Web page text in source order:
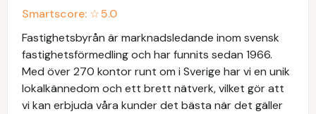
Smartscore: ☆5.0
Fastighetsbyrån är marknadsledande inom svensk
fastighetsförmedling och har funnits sedan 1966.
Med över 270 kontor runt om i Sverige har vi en unik
lokalkännedom och ett brett nätverk, vilket gör att
vi kan erbjuda våra kunder det bästa när det gäller